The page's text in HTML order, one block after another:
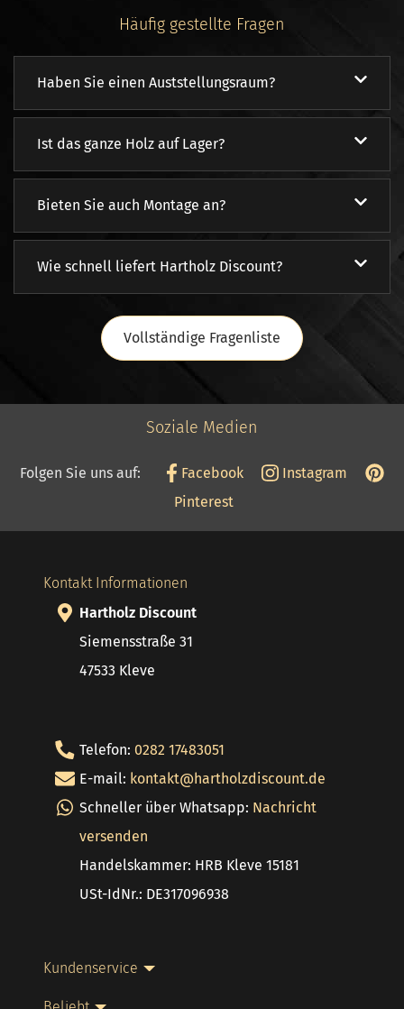
Häufig gestellte Fragen
Haben Sie einen Auststellungsraum?
Ist das ganze Holz auf Lager?
Bieten Sie auch Montage an?
Wie schnell liefert Hartholz Discount?
Vollständige Fragenliste
Soziale Medien
Folgen Sie uns auf: Facebook
Instagram
Pinterest
Kontakt Informationen
Hartholz Discount
Siemensstraße 31
47533 Kleve
Telefon: 0282 17483051
E-mail: kontakt@hartholzdiscount.de
Schneller über Whatsapp: Nachricht
versenden
Handelskammer: HRB Kleve 15181
USt-IdNr.: DE317096938
Kundenservice